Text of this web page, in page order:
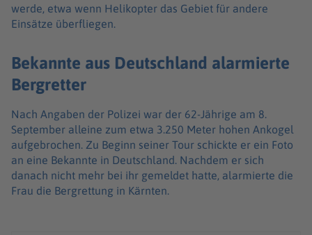
werde, etwa wenn Helikopter das Gebiet für andere
Einsätze überfliegen.
Bekannte aus Deutschland alarmierte
Bergretter
Nach Angaben der Polizei war der 62-Jährige am 8.
September alleine zum etwa 3.250 Meter hohen Ankogel
aufgebrochen. Zu Beginn seiner Tour schickte er ein Foto
an eine Bekannte in Deutschland. Nachdem er sich
danach nicht mehr bei ihr gemeldet hatte, alarmierte die
Frau die Bergrettung in Kärnten.